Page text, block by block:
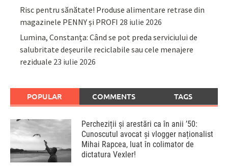
Risc pentru sănătate! Produse alimentare retrase din
magazinele PENNY și PROFI 28 iulie 2026
Lumina, Constanța: Când se pot preda serviciului de
salubritate deșeurile reciclabile sau cele menajere
reziduale 23 iulie 2026
POPULAR COMMENTS TAGS
Percheziții și arestări ca în anii ’50:
Cunoscutul avocat și vlogger naționalist
Mihai Rapcea, luat în colimator de
dictatura Vexler!